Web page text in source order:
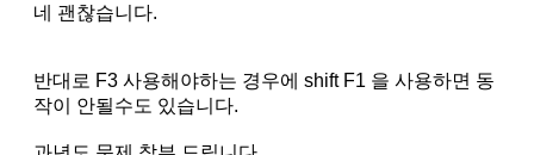
네 괜찮습니다.
반대로 F3 사용해야하는 경우에 shift F1 을 사용하면 동
작이 안될수도 있습니다.